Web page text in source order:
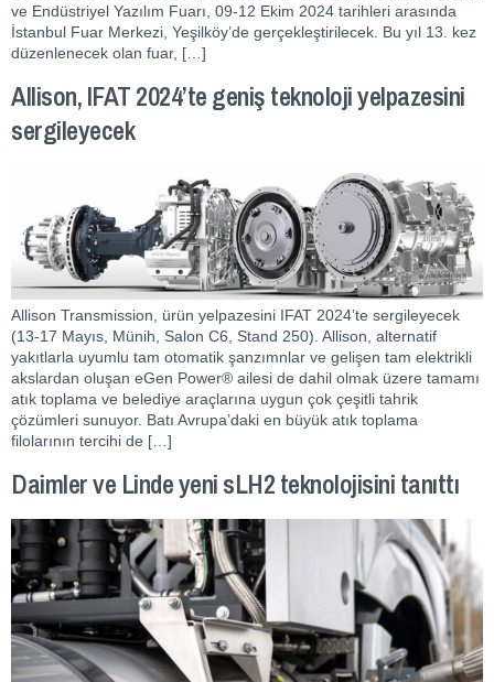
ve Endüstriyel Yazılım Fuarı, 09-12 Ekim 2024 tarihleri arasında
İstanbul Fuar Merkezi, Yeşilköy’de gerçekleştirilecek. Bu yıl 13. kez
düzenlenecek olan fuar, […]
Allison, IFAT 2024’te geniş teknoloji yelpazesini
sergileyecek
Allison Transmission, ürün yelpazesini IFAT 2024’te sergileyecek
(13-17 Mayıs, Münih, Salon C6, Stand 250). Allison, alternatif
yakıtlarla uyumlu tam otomatik şanzımnlar ve gelişen tam elektrikli
akslardan oluşan eGen Power® ailesi de dahil olmak üzere tamamı
atık toplama ve belediye araçlarına uygun çok çeşitli tahrik
çözümleri sunuyor. Batı Avrupa’daki en büyük atık toplama
filolarının tercihi de […]
Daimler ve Linde yeni sLH2 teknolojisini tanıttı